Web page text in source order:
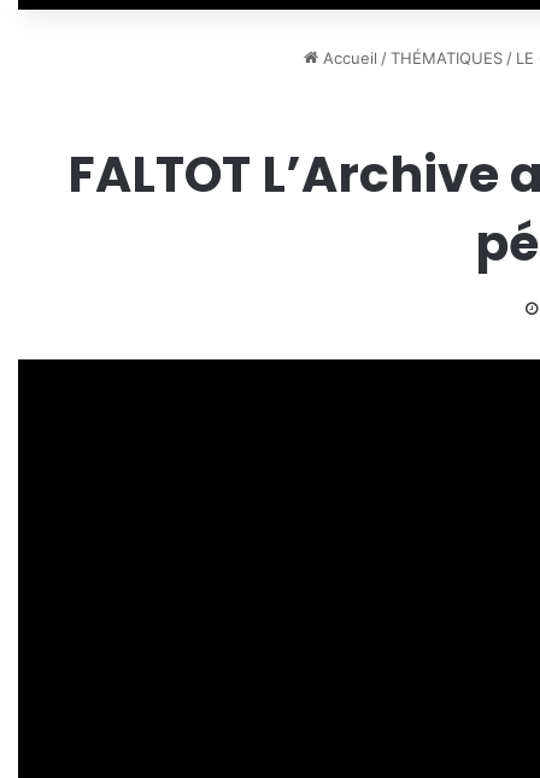
Accueil / THÉMATIQUES / LE
FALTOT